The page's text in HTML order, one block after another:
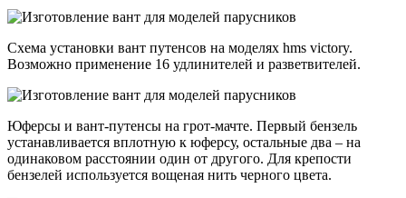
Схема установки вант путенсов на моделях hms victory.
Возможно применение 16 удлинителей и разветвителей.
Юферсы и вант-путенсы на грот-мачте. Первый бензель
устанавливается вплотную к юферсу, остальные два – на
одинаковом расстоянии один от другого. Для крепости
бензелей используется вощеная нить черного цвета.